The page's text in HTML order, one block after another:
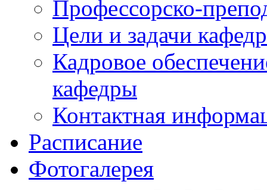
Профессорско-
Цели и задачи
Кадровое
кафедры
Контактная
Расписание
Фотогалерея